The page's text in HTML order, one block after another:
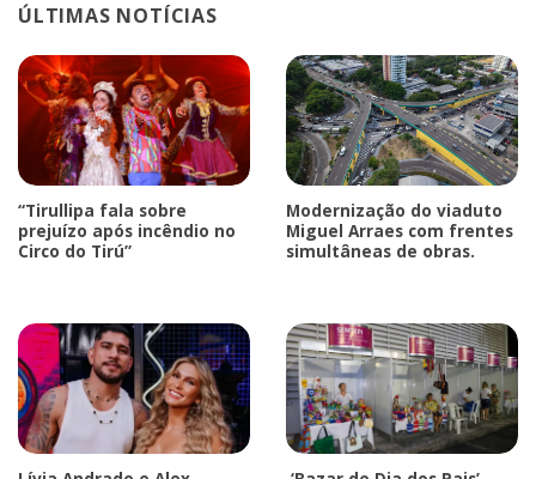
ÚLTIMAS NOTÍCIAS
“Tirullipa fala sobre
prejuízo após incêndio no
Circo do Tirú”
Modernização do viaduto
Miguel Arraes com frentes
simultâneas de obras.